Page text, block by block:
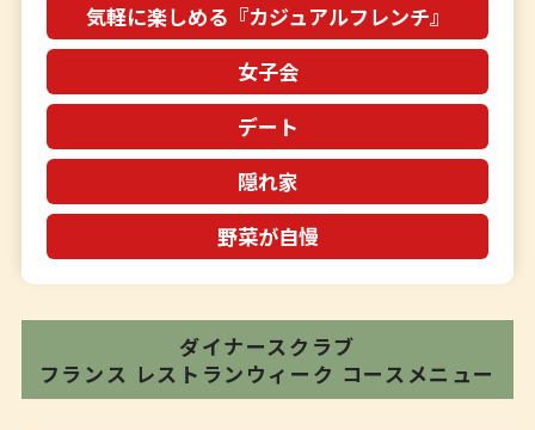
気軽に楽しめる『カジュアルフレンチ』
女子会
デート
隠れ家
野菜が自慢
ダイナースクラブ
フランス レストランウィーク コースメニュー